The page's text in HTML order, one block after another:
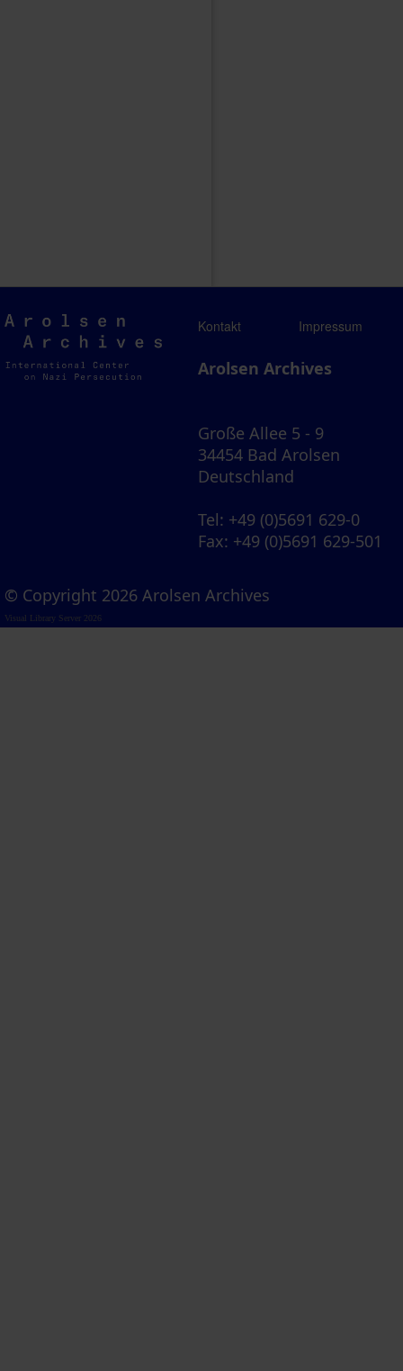
Arolsen
Archives
Kontakt Impressum
Arolsen Archives
Große Allee 5 - 9
34454 Bad Arolsen
Deutschland
Tel: +49 (0)5691 629-0
Fax: +49 (0)5691 629-501
© Copyright 2026 Arolsen Archives
Visual Library Server 2026